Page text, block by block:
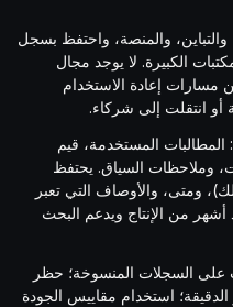
والمنصة، واحتفظ بسجل
الكبيرة. لا يوجد مجال
إعادة الاستخدام
أو انتقلت إلى شركاء.
المطالبات المستخدمة، قيم
وملاحظات السياق. يحتفظ
ومتى، والأوصاف التي تعبر
أشهر من الإنتاج ويدعم البحث
على السجلات المنسوخة؛ حظر
استخدام مقاييس الجودة